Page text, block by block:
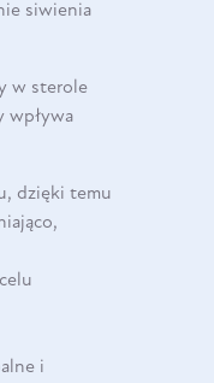
siwienia
w sterole
wpływa
dzięki temu
i